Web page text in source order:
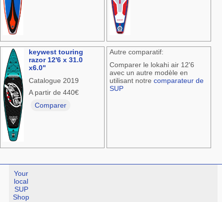
keywest touring
razor 12'6 x 31.0
x6.0"
Catalogue 2019
A partir de 440€
Comparer
Autre comparatif:
Comparer le lokahi air 12'6
avec un autre modèle en
utilisant notre comparateur de
SUP
Your
local
SUP
Shop